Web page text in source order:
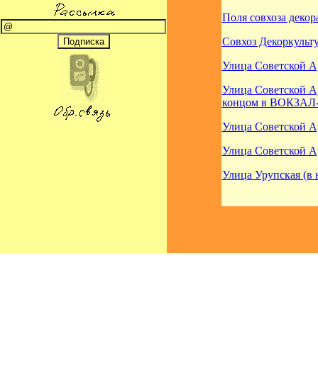
Поля совхоза
Совхоз
Улица Советской
Улица Советской
концом в
Улица Советской
Улица Советской
Улица Урупская (в